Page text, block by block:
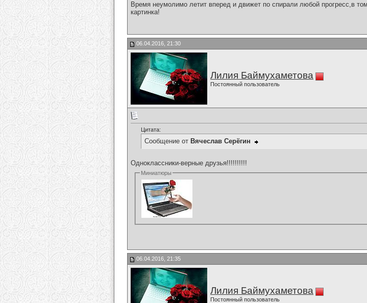
Время неумолимо летит вперед и движет по спирали любой прогресс,в
картинка!
06.04.2016, 21:30
Лилия Баймухаметова
Постоянный пользователь
Цитата:
Сообщение от Вячеслав Серёгин
Одноклассники-верные друзья!!!!!!!!!!
Миниатюры
06.04.2016, 21:35
Лилия Баймухаметова
Постоянный пользователь